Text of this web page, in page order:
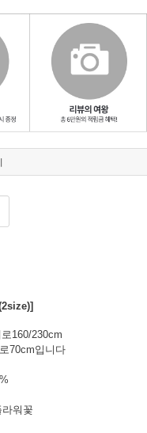
160/230cm
70cm입니다
워꽃